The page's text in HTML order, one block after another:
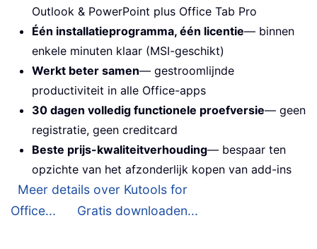
Outlook & PowerPoint plus Office Tab Pro
Één installatieprogramma, één licentie— binnen
enkele minuten klaar (MSI-geschikt)
Werkt beter samen— gestroomlijnde
productiviteit in alle Office-apps
30 dagen volledig functionele proefversie— geen
registratie, geen creditcard
Beste prijs-kwaliteitverhouding— bespaar ten
opzichte van het afzonderlijk kopen van add-ins
Meer details over Kutools for
Office...
Gratis downloaden...